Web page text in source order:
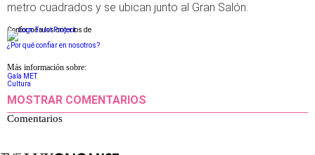
metro cuadrados y se ubican junto al Gran Salón.
Conforme a los criterios de
¿Por qué confiar en nosotros?
Más información sobre:
Gala MET
Cultura
MOSTRAR COMENTARIOS
Comentarios